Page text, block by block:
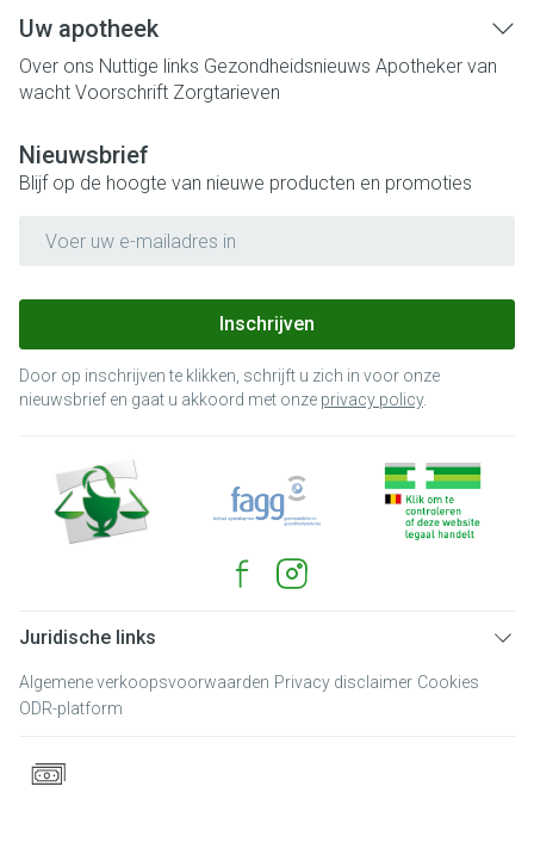
Uw apotheek
Over ons Nuttige links Gezondheidsnieuws Apotheker van
wacht Voorschrift Zorgtarieven
Nieuwsbrief
Blijf op de hoogte van nieuwe producten en promoties
Inschrijven
Door op inschrijven te klikken, schrijft u zich in voor onze
nieuwsbrief en gaat u akkoord met onze privacy policy.
Juridische links
Algemene verkoopsvoorwaarden Privacy disclaimer Cookies
ODR-platform